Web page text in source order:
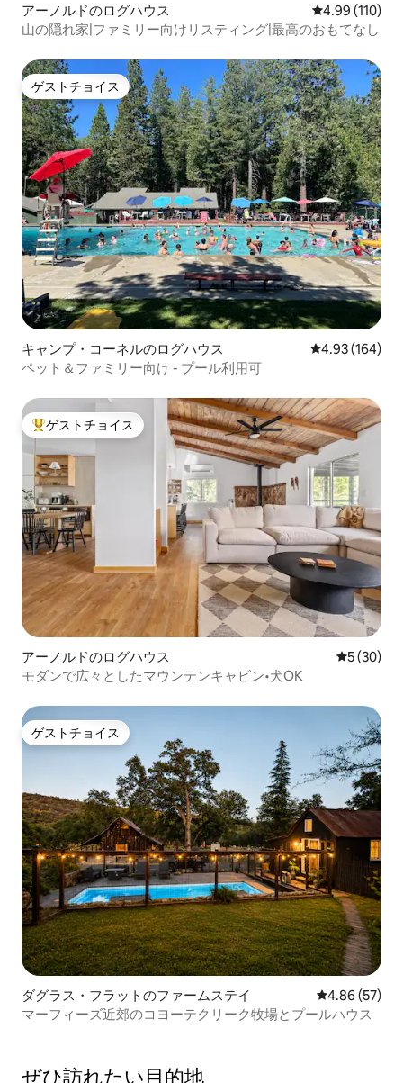
アーノルドのログハウス レビュー110
4.99 (110)
山の隠れ家|ファミリー向けリスティング|最高のおもてなし
ゲストチョイス
ゲストチョイス
キャンプ・コーネルのログハウス レビュー164
4.93 (164)
ペット＆ファミリー向け - プール利用可
大好評のゲストチョイスです。
ゲストチョイス
アーノルドのログハウス レビュー
5 (30)
モダンで広々としたマウンテンキャビン•犬OK
ゲストチョイス
ゲストチョイス
ダグラス・フラットのファームステイ レビュー57
4.86 (57)
マーフィーズ近郊のコヨーテクリーク牧場とプールハウス
ぜひ訪⁠れ⁠た⁠い目⁠的⁠地